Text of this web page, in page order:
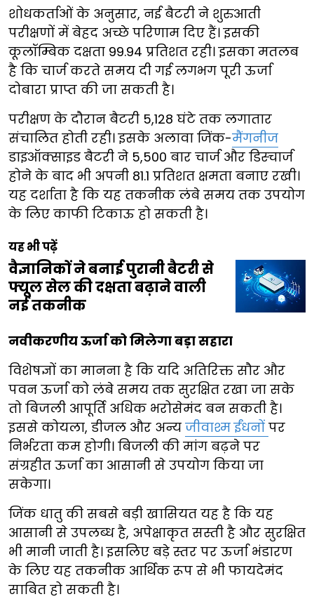
शोधकर्ताओं के अनुसार, नई बैटरी ने शुरुआती
परीक्षणों में बेहद अच्छे परिणाम दिए हैं। इसकी
कूलॉम्बिक दक्षता 99.94 प्रतिशत रही। इसका मतलब
है कि चार्ज करते समय दी गई लगभग पूरी ऊर्जा
दोबारा प्राप्त की जा सकती है।
परीक्षण के दौरान बैटरी 5,128 घंटे तक लगातार
संचालित होती रही। इसके अलावा जिंक-मैंगनीज
डाइऑक्साइड बैटरी ने 5,500 बार चार्ज और डिस्चार्ज
होने के बाद भी अपनी 81.1 प्रतिशत क्षमता बनाए रखी।
यह दर्शाता है कि यह तकनीक लंबे समय तक उपयोग
के लिए काफी टिकाऊ हो सकती है।
यह भी पढ़ें
वैज्ञानिकों ने बनाई पुरानी बैटरी से
फ्यूल सेल की दक्षता बढ़ाने वाली
नई तकनीक
नवीकरणीय ऊर्जा को मिलेगा बड़ा सहारा
विशेषज्ञों का मानना है कि यदि अतिरिक्त सौर और
पवन ऊर्जा को लंबे समय तक सुरक्षित रखा जा सके
तो बिजली आपूर्ति अधिक भरोसेमंद बन सकती है।
इससे कोयला, डीजल और अन्य जीवाश्म ईंधनों पर
निर्भरता कम होगी। बिजली की मांग बढ़ने पर
संग्रहीत ऊर्जा का आसानी से उपयोग किया जा
सकेगा।
जिंक धातु की सबसे बड़ी खासियत यह है कि यह
आसानी से उपलब्ध है, अपेक्षाकृत सस्ती है और सुरक्षित
भी मानी जाती है। इसलिए बड़े स्तर पर ऊर्जा भंडारण
के लिए यह तकनीक आर्थिक रूप से भी फायदेमंद
साबित हो सकती है।